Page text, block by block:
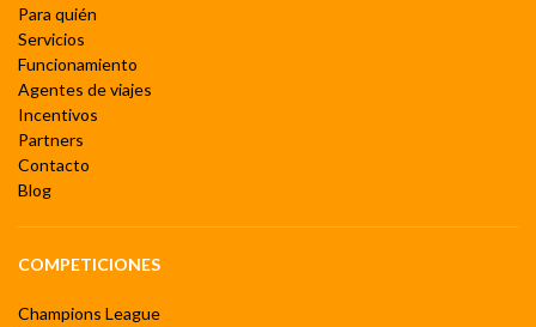
Para quién
Servicios
Funcionamiento
Agentes de viajes
Incentivos
Partners
Contacto
Blog
COMPETICIONES
Champions League